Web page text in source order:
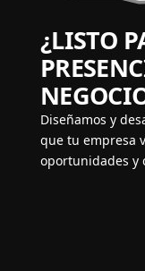
¿LISTO
Diseñamos y
que tu empresa
oportunidades y